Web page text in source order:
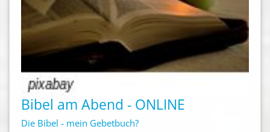
Bibel am Abend - ONLINE
Die Bibel - mein Gebetbuch?